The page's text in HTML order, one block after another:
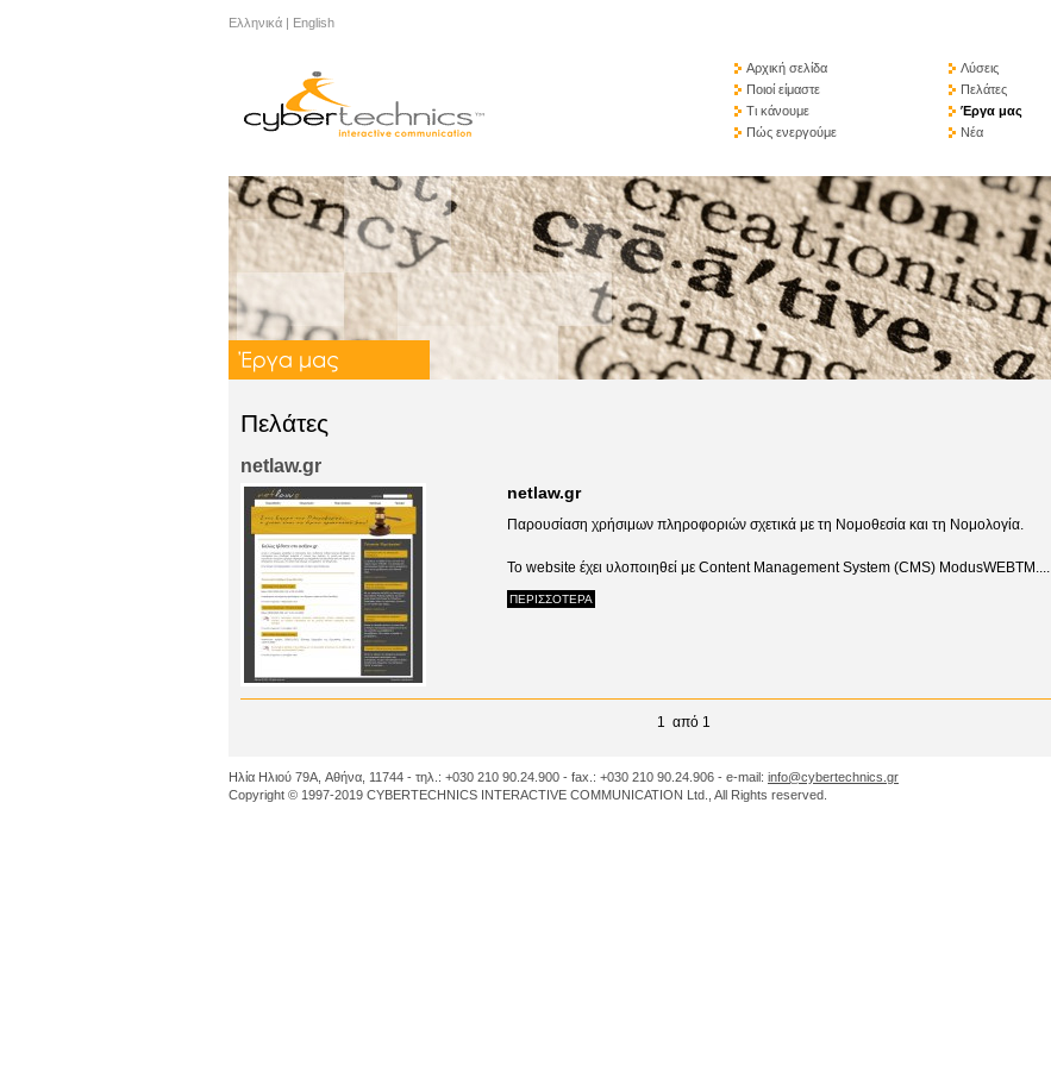
Ελληνικά | English
Αρχική σελίδα
Ποιοί είμαστε
Τι κάνουμε
Πώς ενεργούμε
Λύσεις
Πελάτες
Έργα μας
Νέα
Πελάτες
netlaw.gr
netlaw.gr
Παρουσίαση χρήσιμων πληροφοριών σχετικά με τη Νομοθεσία και τη Νομολογία.
To website έχει υλοποιηθεί με Content Management System (CMS) ModusWEBTM....
ΠΕΡΙΣΣΟΤΕΡΑ
1 από 1
Ηλία Ηλιού 79A, Αθήνα, 11744 - τηλ.: +030 210 90.24.900 - fax.: +030 210 90.24.906 - e-mail: info@cybertechnics.gr
Copyright © 1997-2019 CYBERTECHNICS INTERACTIVE COMMUNICATION Ltd., All Rights reserved.